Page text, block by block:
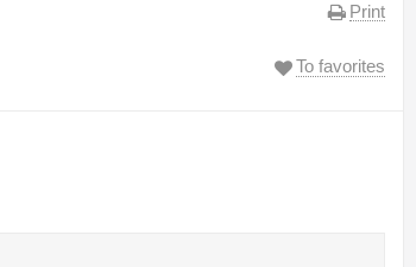
Print
To favorites